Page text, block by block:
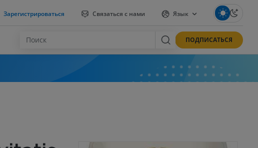
Зарегистрироваться Связаться с нами Язык
ПОДПИСАТЬСЯ